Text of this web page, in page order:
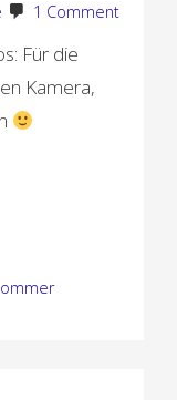
1 Comment
Für die
Kamera,